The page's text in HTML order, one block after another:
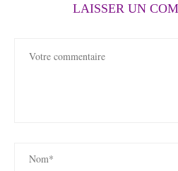
LAISSER UN